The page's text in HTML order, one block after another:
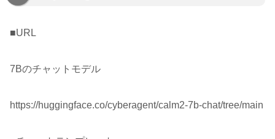
■URL
7Bのチャットモデル
https://huggingface.co/cyberagent/calm2-7b-chat/tree/main